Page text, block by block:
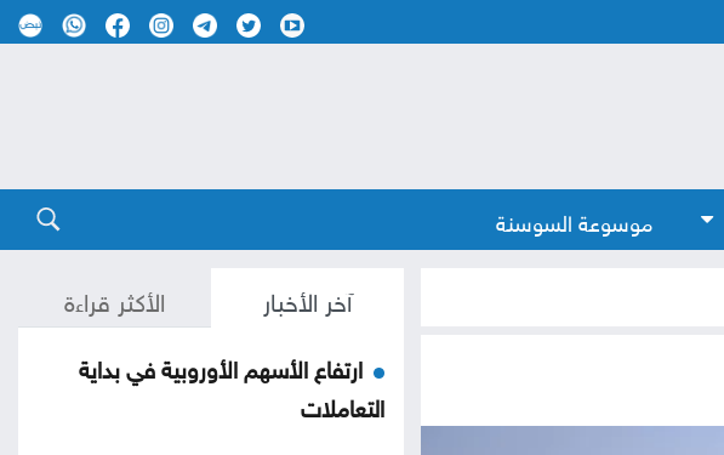
موسوعة السوسنة
آخر الأخبار الأكثر قراءة
ارتفاع الأسهم الأوروبية في بداية
التعاملات